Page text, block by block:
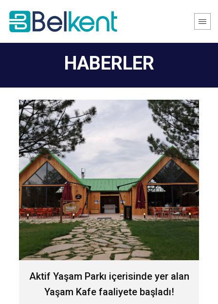
HABERLER
Aktif Yaşam Parkı içerisinde yer alan
Yaşam Kafe faaliyete başladı!